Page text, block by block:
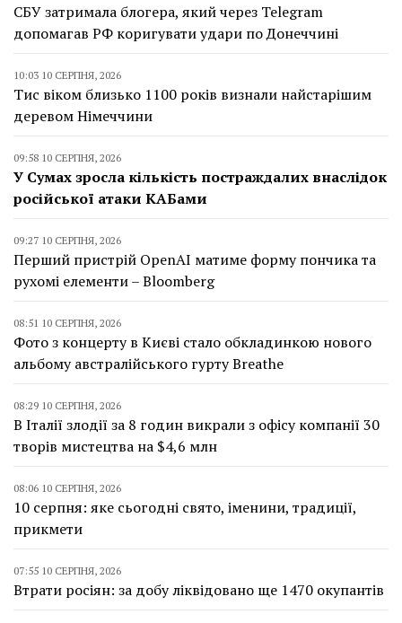
СБУ затримала блогера, який через Telegram
допомагав РФ коригувати удари по Донеччині
10:03 10 СЕРПНЯ, 2026
Тис віком близько 1100 років визнали найстарішим
деревом Німеччини
09:58 10 СЕРПНЯ, 2026
У Сумах зросла кількість постраждалих внаслідок
російської атаки КАБами
09:27 10 СЕРПНЯ, 2026
Перший пристрій OpenAI матиме форму пончика та
рухомі елементи – Bloomberg
08:51 10 СЕРПНЯ, 2026
Фото з концерту в Києві стало обкладинкою нового
альбому австралійського гурту Breathe
08:29 10 СЕРПНЯ, 2026
В Італії злодії за 8 годин викрали з офісу компанії 30
творів мистецтва на $4,6 млн
08:06 10 СЕРПНЯ, 2026
10 серпня: яке сьогодні свято, іменини, традиції,
прикмети
07:55 10 СЕРПНЯ, 2026
Втрати росіян: за добу ліквідовано ще 1470 окупантів